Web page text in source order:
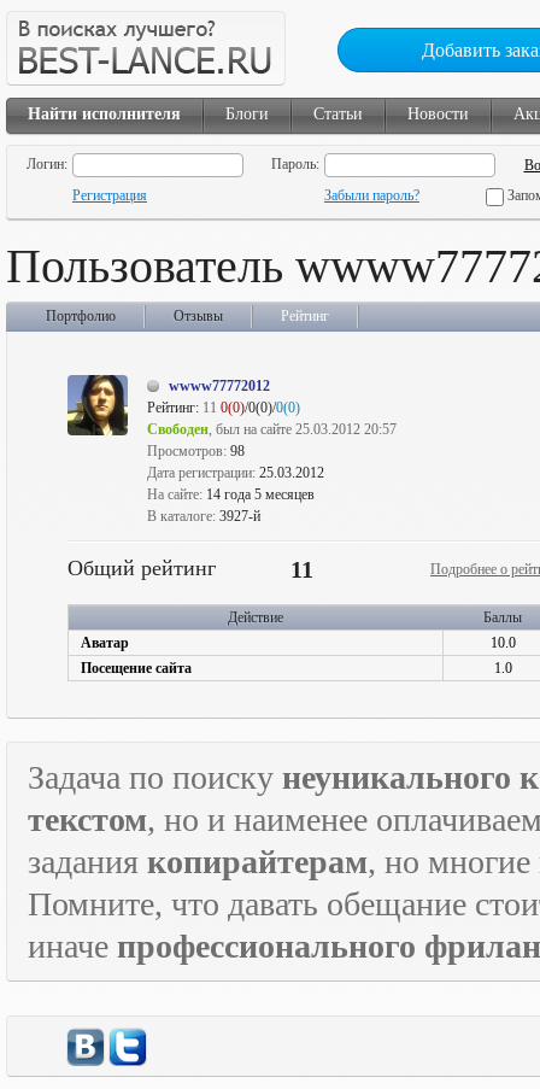
Добавить
Найти исполнителя Блоги Статьи Новости
Логин:
Пароль:
Регистрация
Забыли пароль?
Пользователь
Портфолио Отзывы Рейтинг
wwww77772012
Рейтинг: 11 0(0)/0(0)/0(0)
Свободен, был на сайте 25.03.2012 20:57
Просмотров: 98
Дата регистрации: 25.03.2012
На сайте: 14 года 5 месяцев
В каталоге: 3927-й
Общий рейтинг 11 Подробнее о
Действие
Баллы
Аватар
10.0
Посещение сайта
1.0
Задача по поиску неуникального
текстом, но и наименее
задания копирайтерам, но многие
Помните, что давать обещание
иначе профессионального